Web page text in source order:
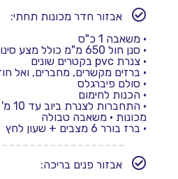
אבזור חדר מכונות תחתי:
• משאבה 1 כ"ס
• סנן חול 650 מ"מ כולל מצע סינון זכוכית שווצרית
• צנרת pvc בקטרים שונים
• ברזים מקשרים, מחברים, ואל
• סולם פיברגלס
• הכנות לחימום
• התחברות לצנרת ביוב עד 10 מ'
מכונות • משאבה טבולה
• ברז בורר 6 מצבים + שעון לחץ
אבזור פנים בריכה: